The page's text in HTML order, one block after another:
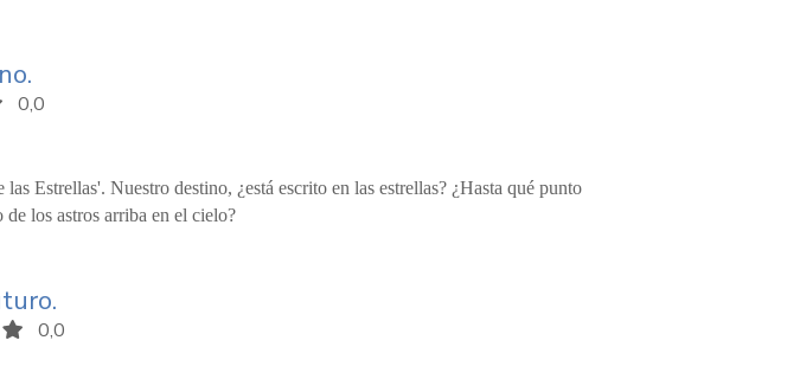
0,0
Estrellas'. Nuestro destino, ¿está escrito en las estrellas? ¿Hasta qué punto
los astros arriba en el cielo?
0,0